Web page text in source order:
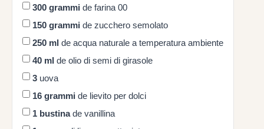
300 grammi de farina 00
150 grammi de zucchero semolato
250 ml de acqua naturale a temperatura ambiente
40 ml de olio di semi di girasole
3 uova
16 grammi de lievito per dolci
1 bustinade vanillina